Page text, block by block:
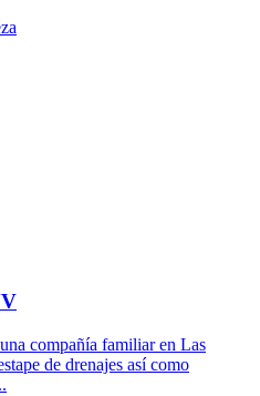
compañía familiar en Las
de drenajes así como